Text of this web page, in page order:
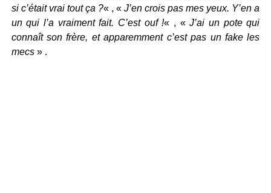
si c’était vrai tout ça ?« , «J’en crois pas mes yeux. Y’en a
un qui l’a vraiment fait. C’est ouf !« , «J’ai un pote qui
connaît son frère, et apparemment c’est pas un fake les
mecs» .